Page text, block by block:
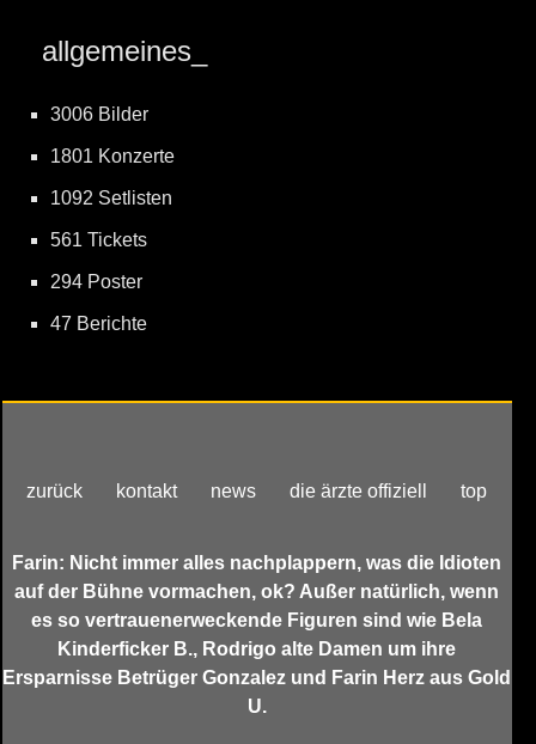
allgemeines_
3006 Bilder
1801 Konzerte
1092 Setlisten
561 Tickets
294 Poster
47 Berichte
zurück kontakt news die ärzte offiziell top
Farin: Nicht immer alles nachplappern, was die Idioten
auf der Bühne vormachen, ok? Außer natürlich, wenn
es so vertrauenerweckende Figuren sind wie Bela
Kinderficker B., Rodrigo alte Damen um ihre
Ersparnisse Betrüger Gonzalez und Farin Herz aus Gold
U.